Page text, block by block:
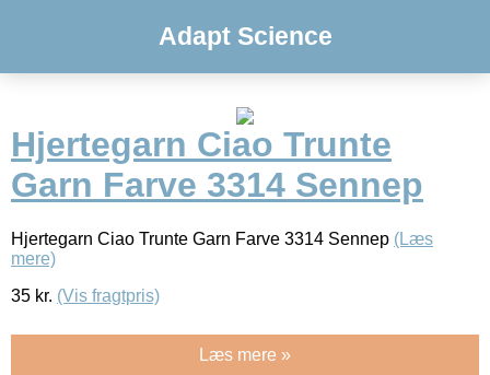
Adapt Science
Hjertegarn Ciao Trunte
Garn Farve 3314 Sennep
Hjertegarn Ciao Trunte Garn Farve 3314 Sennep (Læs
mere)
35 kr. (Vis fragtpris)
Læs mere »